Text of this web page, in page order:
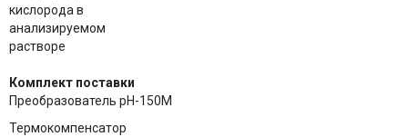
кислорода в
анализируемом
растворе
Комплект поставки
Преобразователь рН-150М
Термокомпенсатор